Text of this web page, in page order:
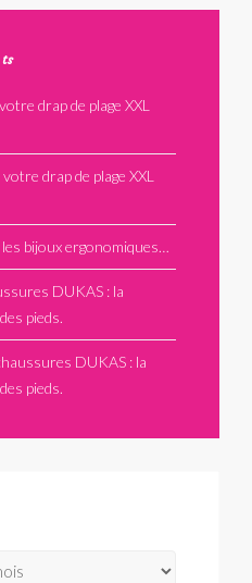
drap de plage XXL
drap de plage XXL
les bijoux ergonomiques…
DUKAS : la
pieds.
DUKAS : la
pieds.